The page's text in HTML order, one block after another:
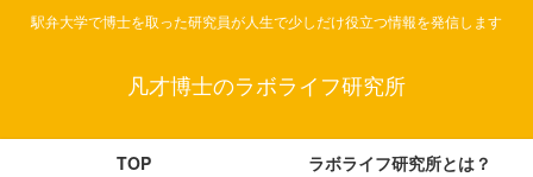
駅弁大学で博士を取った研究員が人生で少しだけ役立つ情報を発信します
凡才博士のラボライフ研究所
TOP
ラボライフ研究所とは？